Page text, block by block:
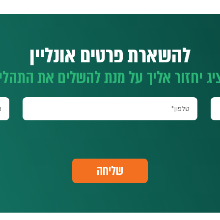
להשארת פרטים אונליין
יחזור אליך על מנת להשלים את
שליחה